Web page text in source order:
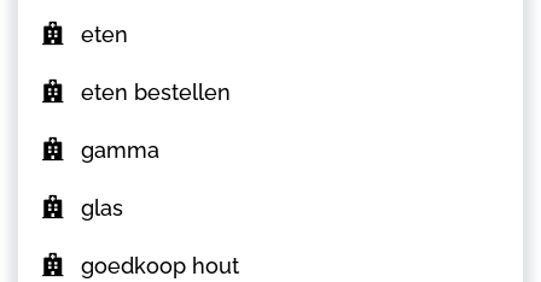
eten
eten bestellen
gamma
glas
goedkoop hout